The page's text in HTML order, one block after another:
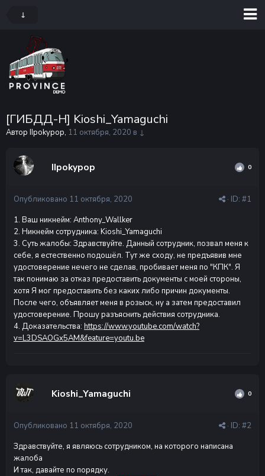
↓
[ГИБДД-Н] Kioshi_Yamaguchi
Автор IIpokypop, 11 октября, 2020 в ↓
IIpokypop 0
· ID: #1
Опубликовано 11 октября, 2020
1. Ваш никнейм: Anthony_Wallker
2. Никнейм сотрудника: Kioshi_Yamaguchi
3. Суть жалобы: Здравствуйте. Данный сотрудник, позвал меня к
себе, я естественно подошёл. Тут же сходу, не предъявив мне
удостоверение нечего не сделав, пробивает меня по "КПК". Я
так понимаю за отказ предоставить документы с моей стороны,
хотя Я мог предоставить без каких либо причин документы.
После чего, объявляет меня в розыск, ну а затем предоставил
удостоверение. Прошу разъяснить действия сотрудника.
4. Доказательства: https://www.youtube.com/watch?
v=L3DSAOGx5AM&feature=youtu.be
Kioshi_Yamaguchi 0
· ID: #2
Опубликовано 11 октября, 2020
Здравствуйте, я являюсь сотрудником, на которого написана
жалоба
И так, давайте по порядку.